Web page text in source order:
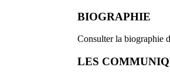
BIOGRAPHIE
Consulter la biographie
LES